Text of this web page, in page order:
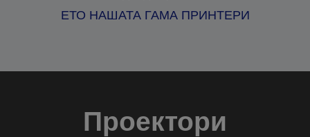
ЕТО НАШАТА ГАМА ПРИНТЕРИ
Проектори